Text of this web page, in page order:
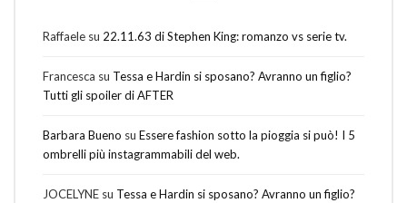
Raffaele su 22.11.63 di Stephen King: romanzo vs serie tv.
Francesca su Tessa e Hardin si sposano? Avranno un figlio?
Tutti gli spoiler di AFTER
Barbara Bueno su Essere fashion sotto la pioggia si può! I 5
ombrelli più instagrammabili del web.
JOCELYNE su Tessa e Hardin si sposano? Avranno un figlio?